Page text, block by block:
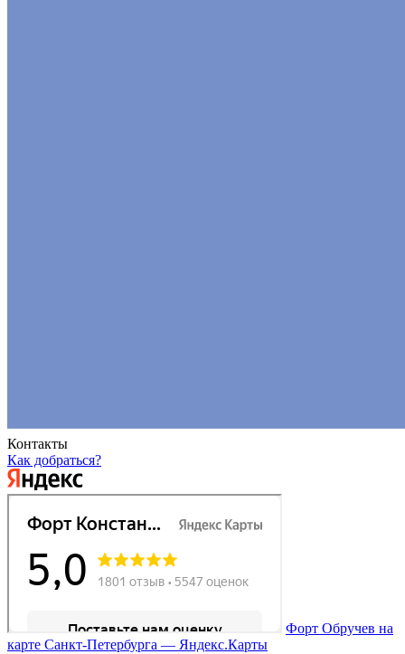
Контакты
Как добраться?
Форт Обручев на
карте Санкт‑Петербурга — Яндекс.Карты